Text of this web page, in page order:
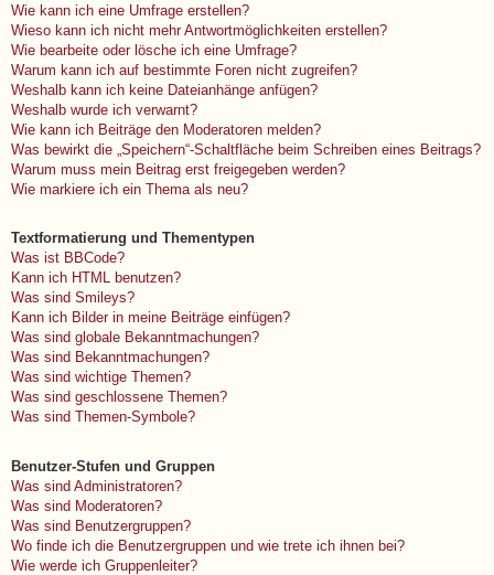
Wie kann ich eine Umfrage erstellen?
Wieso kann ich nicht mehr Antwortmöglichkeiten erstellen?
Wie bearbeite oder lösche ich eine Umfrage?
Warum kann ich auf bestimmte Foren nicht zugreifen?
Weshalb kann ich keine Dateianhänge anfügen?
Weshalb wurde ich verwarnt?
Wie kann ich Beiträge den Moderatoren melden?
Was bewirkt die „Speichern“-Schaltfläche beim Schreiben eines Beitrags?
Warum muss mein Beitrag erst freigegeben werden?
Wie markiere ich ein Thema als neu?
Textformatierung und Thementypen
Was ist BBCode?
Kann ich HTML benutzen?
Was sind Smileys?
Kann ich Bilder in meine Beiträge einfügen?
Was sind globale Bekanntmachungen?
Was sind Bekanntmachungen?
Was sind wichtige Themen?
Was sind geschlossene Themen?
Was sind Themen-Symbole?
Benutzer-Stufen und Gruppen
Was sind Administratoren?
Was sind Moderatoren?
Was sind Benutzergruppen?
Wo finde ich die Benutzergruppen und wie trete ich ihnen bei?
Wie werde ich Gruppenleiter?